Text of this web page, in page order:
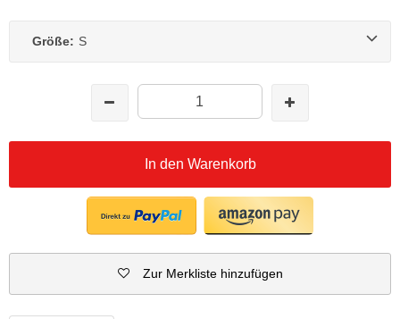
Größe: S
In den Warenkorb
Zur Merkliste hinzufügen